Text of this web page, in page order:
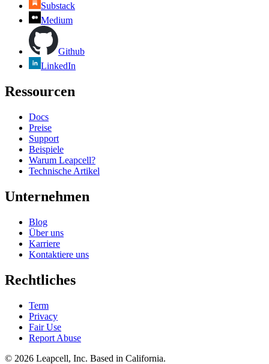
Substack
Medium
Github
LinkedIn
Ressourcen
Docs
Preise
Support
Beispiele
Warum Leapcell?
Technische Artikel
Unternehmen
Blog
Über uns
Karriere
Kontaktiere uns
Rechtliches
Term
Privacy
Fair Use
Report Abuse
© 2026 Leapcell, Inc. Based in California.